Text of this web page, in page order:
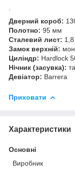
Дверний короб:
Полотно: 95 мм
Сталевий лист:
Замок верхній:
Циліндр: Hardlock
Нічник (засувка):
Девіатор: Barrera
Приховати
Характеристики
Основні
Виробник